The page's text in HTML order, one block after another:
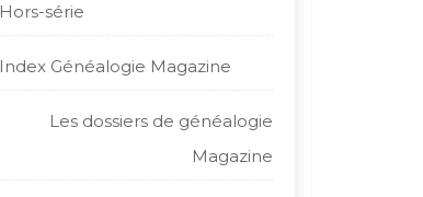
Hors-série
Index Généalogie Magazine
Les dossiers de généalogie
Magazine